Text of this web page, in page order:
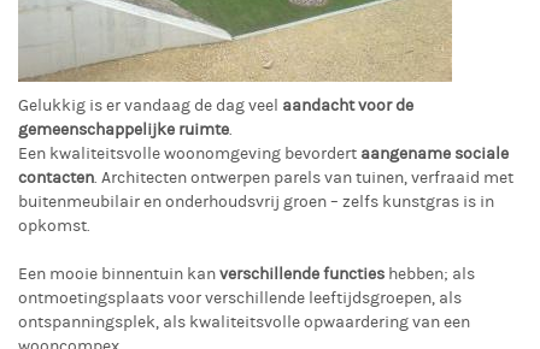
Gelukkig is er vandaag de dag veel aandacht voor de
gemeenschappelijke ruimte.
Een kwaliteitsvolle woonomgeving bevordert aangename sociale
contacten. Architecten ontwerpen parels van tuinen, verfraaid met
buitenmeubilair en onderhoudsvrij groen – zelfs kunstgras is in
opkomst.
Een mooie binnentuin kanverschillende functies hebben; als
ontmoetingsplaats voor verschillende leeftijdsgroepen, als
ontspanningsplek, als kwaliteitsvolle opwaardering van een